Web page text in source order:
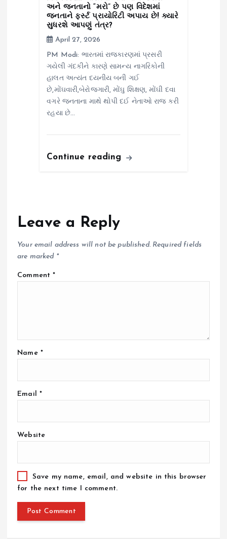
અને જનતાનો “મરો” છે પણ વિદેશમાં
જનતાને ફર્સ્ટ પ્રાયોરિટી અપાય છે! ક્યારે
સુધરશે આપણું તંત્ર?
April 27, 2026
PM Modi: ભારતમાં રાજકારણમાં પ્રસરી
ગયેલી ગંદકીને કારણે સામન્ય નાગરિકોની
હાલત અત્યંત દયનીય બની ગઈ
છે,મોંઘવારી,બેરોજગારી, મોંઘુ શિક્ષણ, મોંઘી દવા
વગરે જનતાના માથે થોપી દઈ નેતાઓ રાજ કરી
રહયા છે…
Continue reading
Leave a Reply
Your email address will not be published. Required fields
are marked *
Comment*
Name *
Email *
Website
Save my name, email, and website in this browser
for the next time I comment.